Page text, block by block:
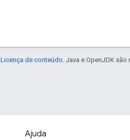
Licença de conteúdo . Java e OpenJDK
Ajuda